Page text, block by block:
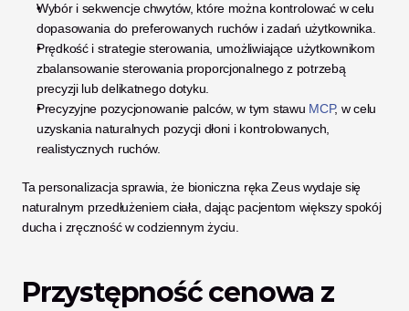
Wybór i sekwencje chwytów, które można kontrolować w celu
dopasowania do preferowanych ruchów i zadań użytkownika.
Prędkość i strategie sterowania, umożliwiające użytkownikom
zbalansowanie sterowania proporcjonalnego z potrzebą
precyzji lub delikatnego dotyku.
Precyzyjne pozycjonowanie palców, w tym stawu MCP, w celu
uzyskania naturalnych pozycji dłoni i kontrolowanych,
realistycznych ruchów.
Ta personalizacja sprawia, że bioniczna ręka Zeus wydaje się
naturalnym przedłużeniem ciała, dając pacjentom większy spokój
ducha i zręczność w codziennym życiu.
Przystępność cenowa z